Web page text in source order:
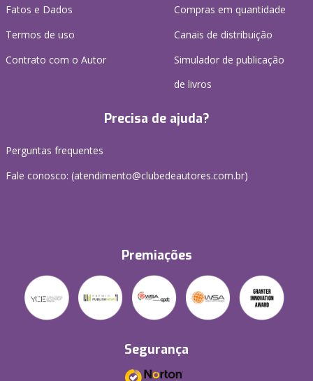
Fatos e Dados
Termos de uso
Contrato com o Autor
Compras em quantidade
Canais de distribuição
Simulador de publicação
de livros
Precisa de ajuda?
Perguntas frequentes
Fale conosco: (atendimento@clubedeautores.com.br)
Premiações
Segurança